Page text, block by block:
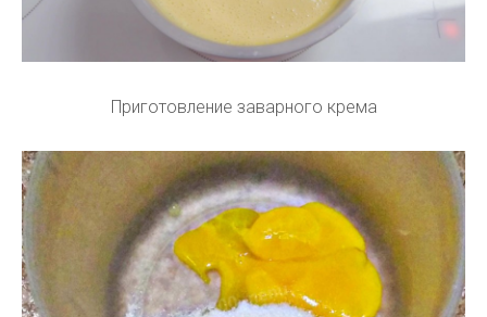
Приготовление заварного крема